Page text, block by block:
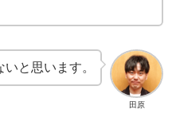
田原
と思います。